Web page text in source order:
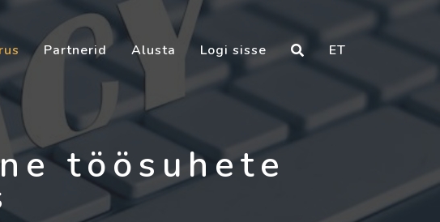
Partnerid Alusta Logi sisse ET
töösuhete